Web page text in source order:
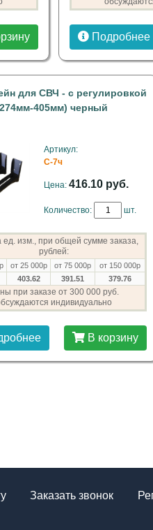
Подробнее
для СВЧ - с регулировкой
405мм) черный
Артикул:
С-7ч
Цена:416.10 руб.
Количество: шт.
ед. изм., при общей сумме заказа,
рублей:
от 25 000р от 75 000р
от 150 000р
403.62 391.51 379.76
при заказе от 300 000 руб.
индивидуально
В корзину
Заказать звонок